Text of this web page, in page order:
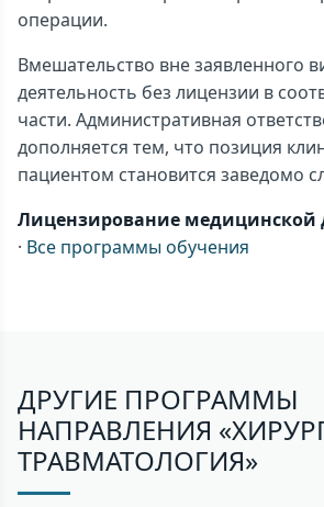
операции.
Вмешательство вне заявленного
деятельность без лицензии в
части. Административная
дополняется тем, что позиция
пациентом становится заведомо
Лицензирование медицинской
· Все программы обучения
ДРУГИЕ ПРОГРАММЫ
НАПРАВЛЕНИЯ
ТРАВМАТОЛОГИЯ»